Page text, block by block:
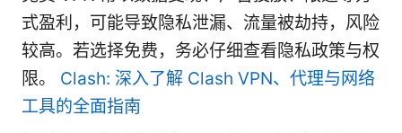
式盈利，可能导致隐私泄漏、流量被劫持，风险
较高。若选择免费，务必仔细查看隐私政策与权
限。 Clash: 深入了解 Clash VPN、代理与网络
工具的全面指南